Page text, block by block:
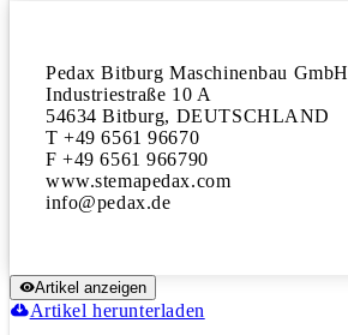
Pedax Bitburg Maschinenbau GmbH
Industriestraße 10 A
54634 Bitburg, DEUTSCHLAND
T +49 6561 96670
F +49 6561 966790
www.stemapedax.com
Artikel anzeigen
Artikel herunterladen